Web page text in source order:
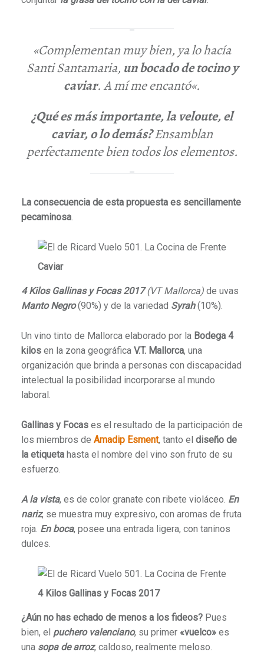
«Complementan muy bien, ya lo hacía
Santi Santamaria, un bocado de tocino y
caviar. A mí me encantó«.
¿Qué es más importante, la veloute, el
caviar, o lo demás?Ensamblan
perfectamente bien todos los elementos.
La consecuencia de esta propuesta es sencillamente
pecaminosa.
Caviar
4 Kilos Gallinas y Focas 2017 (VT Mallorca)de uvas
Manto Negro(90%) y de la variedad Syrah (10%).
Un vino tinto de Mallorca elaborado por la Bodega 4
kilos en la zona geográfica V.T. Mallorca, una
organización que brinda a personas con discapacidad
intelectual la posibilidad incorporarse al mundo
laboral.
Gallinas y Focases el resultado de la participación de
los miembros de Amadip Esment, tanto el diseño de
la etiquetahasta el nombre del vino son fruto de su
esfuerzo.
A la vista, es de color granate con ribete violáceo. En
nariz, se muestra muy expresivo, con aromas de fruta
roja. En boca, posee una entrada ligera, con taninos
dulces.
4 Kilos Gallinas y Focas 2017
¿Aún no has echado de menos a los fideos?Pues
bien, el puchero valenciano, su primer «vuelco»es
una sopa de arroz, caldoso, realmente meloso.